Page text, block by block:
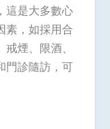
這是大多數心
素，如採用合
煙、限酒、
門診隨訪，可